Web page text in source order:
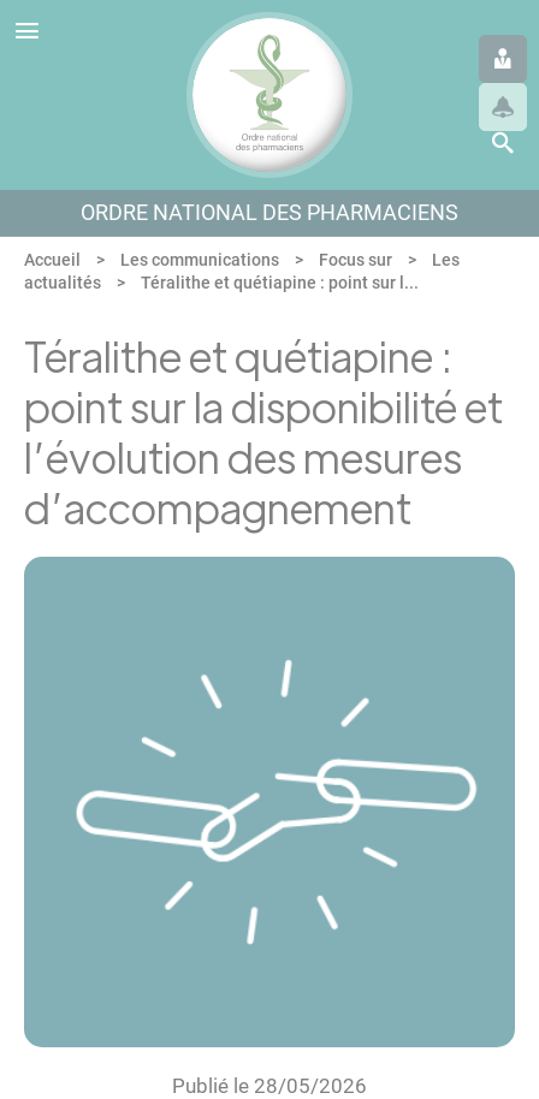
Aller au menu
Aller au contenu
Aller en bas de page
ORDRE NATIONAL DES PHARMACIENS
Accueil Les communications Focus sur
Les
actualités
Téralithe et quétiapine : point sur l...
Téralithe et quétiapine :
point sur la disponibilité et
l’évolution des mesures
d’accompagnement
Publié le 28/05/2026
Panneau de gestion des cookies